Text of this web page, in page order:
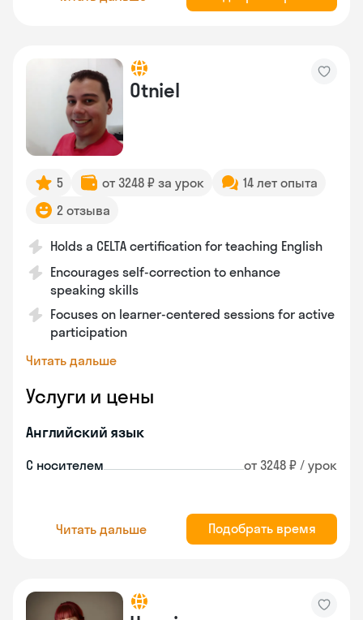
Otniel
5 от 3248 ₽ за урок
14 лет опыта
2 отзыва
Holds a CELTA certification for teaching English
Encourages self-correction to enhance
speaking skills
Focuses on learner-centered sessions for active
participation
Читать дальше
Услуги и цены
Английский язык
С носителем от 3248 ₽ / урок
Читать дальше Подобрать время